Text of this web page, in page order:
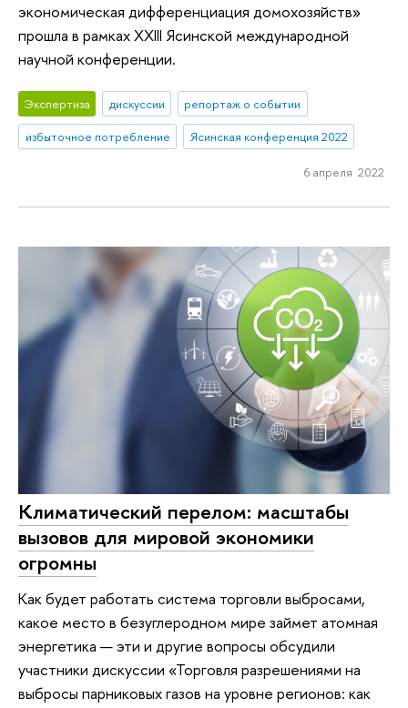
экономическая дифференциация домохозяйств»
прошла в рамках XXIII Ясинской международной
научной конференции.
Экспертиза дискуссии
репортаж о событии
избыточное потребление
Ясинская конференция 2022
6 апреля 2022
Климатический перелом: масштабы
вызовов для мировой экономики
огромны
Как будет работать система торговли выбросами,
какое место в безуглеродном мире займет атомная
энергетика — эти и другие вопросы обсудили
участники дискуссии «Торговля разрешениями на
выбросы парниковых газов на уровне регионов: как